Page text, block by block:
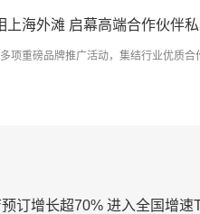
海外滩 启幕高端合作伙伴
项重磅品牌推广活动，集结行业优质
订增长超70% 进入全国增速